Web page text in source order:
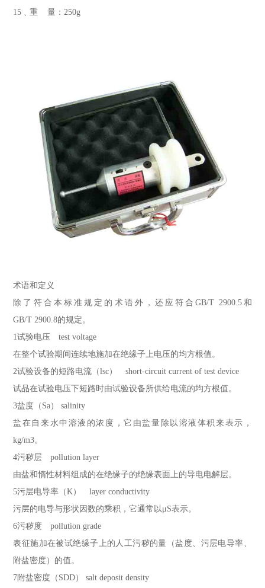
15﹑重 量：250g
术语和定义
除了符合本标准规定的术语外，还应符合GB/T 2900.5和
GB/T 2900.8的规定。
1试验电压 test voltage
在整个试验期间连续地施加在绝缘子上电压的均方根值。
2试验设备的短路电流（lsc） short-circuit current of test device
试品在试验电压下短路时由试验设备所供给电流的均方根值。
3盐度（Sa） salinity
盐在自来水中溶液的浓度，它由盐量除以溶液体积来表示，
kg/m3。
4污秽层 pollution layer
由盐和惰性材料组成的在绝缘子的绝缘表面上的导电电解层。
5污层电导率（K） layer conductivity
污层的电导与形状因数的乘积，它通常以μS表示。
6污秽度 pollution grade
表征施加在被试绝缘子上的人工污秽的量（盐度、污层电导率、
附盐密度）的值。
7附盐密度（SDD） salt deposit density